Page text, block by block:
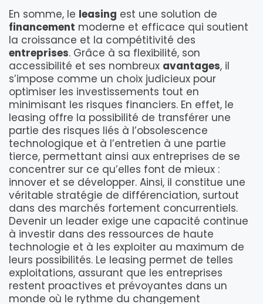
En somme, le leasing est une solution de
financement moderne et efficace qui soutient
la croissance et la compétitivité des
entreprises. Grâce à sa flexibilité, son
accessibilité et ses nombreux avantages, il
s’impose comme un choix judicieux pour
optimiser les investissements tout en
minimisant les risques financiers. En effet, le
leasing offre la possibilité de transférer une
partie des risques liés à l’obsolescence
technologique et à l’entretien à une partie
tierce, permettant ainsi aux entreprises de se
concentrer sur ce qu’elles font de mieux :
innover et se développer. Ainsi, il constitue une
véritable stratégie de différenciation, surtout
dans des marchés fortement concurrentiels.
Devenir un leader exige une capacité continue
à investir dans des ressources de haute
technologie et à les exploiter au maximum de
leurs possibilités. Le leasing permet de telles
exploitations, assurant que les entreprises
restent proactives et prévoyantes dans un
monde où le rythme du changement